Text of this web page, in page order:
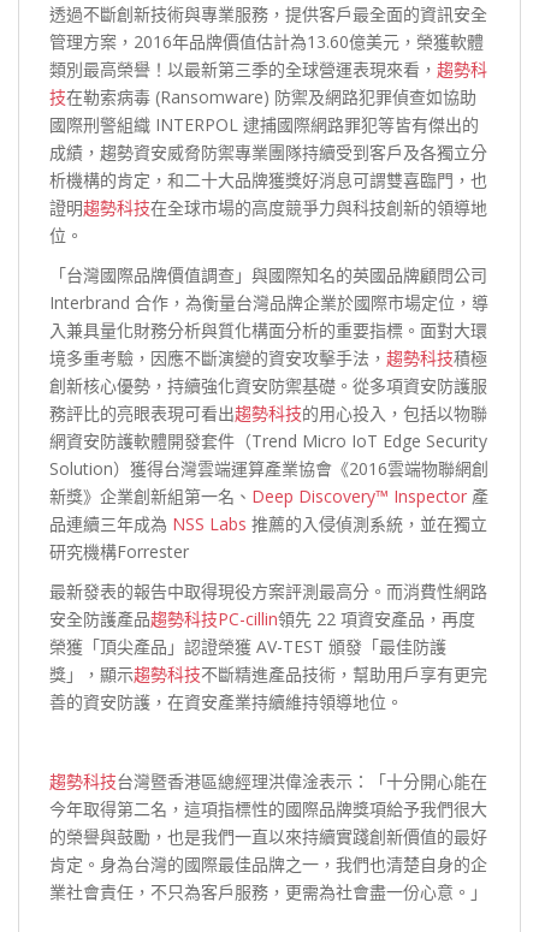
透過不斷創新技術與專業服務，提供客戶最全面的資訊安全
管理方案，2016年品牌價值估計為13.60億美元，榮獲軟體
類別最高榮譽！以最新第三季的全球營運表現來看， 趨勢科
技在勒索病毒 (Ransomware) 防禦及網路犯罪偵查如協助
國際刑警組織 INTERPOL 逮捕國際網路罪犯等皆有傑出的
成績，趨勢資安威脅防禦專業團隊持續受到客戶及各獨立分
析機構的肯定，和二十大品牌獲獎好消息可謂雙喜臨門，也
證明趨勢科技在全球市場的高度競爭力與科技創新的領導地
位。
「台灣國際品牌價值調查」與國際知名的英國品牌顧問公司
Interbrand 合作，為衡量台灣品牌企業於國際市場定位，導
入兼具量化財務分析與質化構面分析的重要指標。面對大環
境多重考驗，因應不斷演變的資安攻擊手法， 趨勢科技積極
創新核心優勢，持續強化資安防禦基礎。從多項資安防護服
務評比的亮眼表現可看出趨勢科技的用心投入，包括以物聯
網資安防護軟體開發套件（Trend Micro IoT Edge Security
Solution）獲得台灣雲端運算產業協會《2016雲端物聯網創
新獎》企業創新組第一名、 Deep Discovery™ Inspector 產
品連續三年成為 NSS Labs 推薦的入侵偵測系統，並在獨立
研究機構Forrester
最新發表的報告中取得現役方案評測最高分。而消費性網路
安全防護產品趨勢科技PC-cillin領先 22 項資安產品，再度
榮獲「頂尖產品」認證榮獲 AV-TEST 頒發「最佳防護
獎」，顯示趨勢科技不斷精進產品技術，幫助用戶享有更完
善的資安防護，在資安產業持續維持領導地位。
趨勢科技台灣暨香港區總經理洪偉淦表示：「十分開心能在
今年取得第二名，這項指標性的國際品牌獎項給予我們很大
的榮譽與鼓勵，也是我們一直以來持續實踐創新價值的最好
肯定。身為台灣的國際最佳品牌之一，我們也清楚自身的企
業社會責任，不只為客戶服務，更需為社會盡一份心意。」